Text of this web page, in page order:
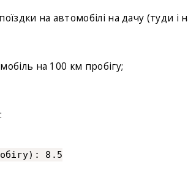
на автомобілі на дачу (туди і
на 100 км пробігу;
8.5